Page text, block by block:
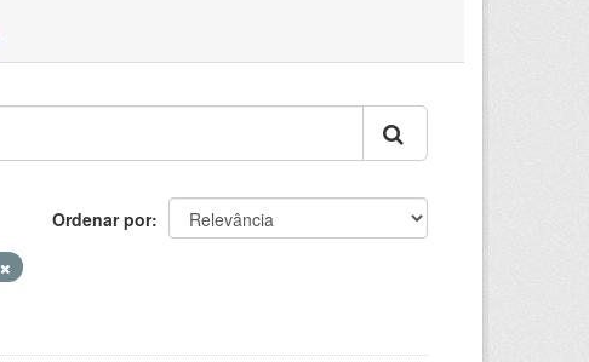
Ordenar por